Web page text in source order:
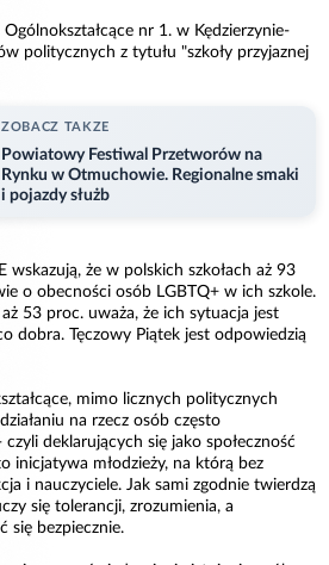
nr 1. w Kędzierzynie-
politycznych z tytułu "szkoły przyjaznej
ZOBACZ TAKZE
Powiatowy Festiwal Przetworów na
Rynku w Otmuchowie. Regionalne smaki
i pojazdy służb
wskazują, że w polskich szkołach aż 93
o obecności osób LGBTQ+ w ich szkole.
53 proc. uważa, że ich sytuacja jest
dobra. Tęczowy Piątek jest odpowiedzią
mimo licznych politycznych
na rzecz osób często
deklarujących się jako społeczność
inicjatywa młodzieży, na którą bez
i nauczyciele. Jak sami zgodnie twierdzą
się tolerancji, zrozumienia, a
się bezpiecznie.